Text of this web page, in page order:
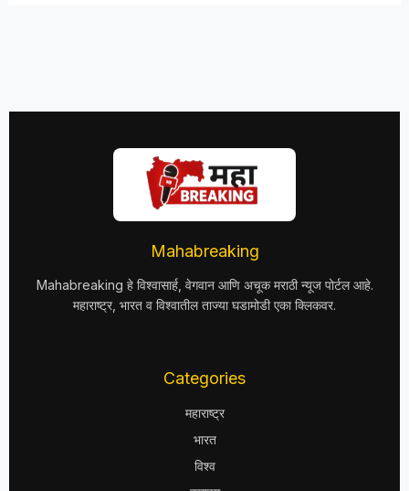
Mahabreaking
Mahabreaking हे विश्वासार्ह, वेगवान आणि अचूक मराठी न्यूज पोर्टल आहे.
महाराष्ट्र, भारत व विश्वातील ताज्या घडामोडी एका क्लिकवर.
Categories
महाराष्ट्र
भारत
विश्व